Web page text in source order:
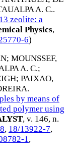
A. C..
zeolite: a
Physics,
6)
; MOUNSSEF,
A. C.;
; PAIXAO,
.
by means of
polymer using
, v. 146, n.
, 18/13922-7,
1 ,